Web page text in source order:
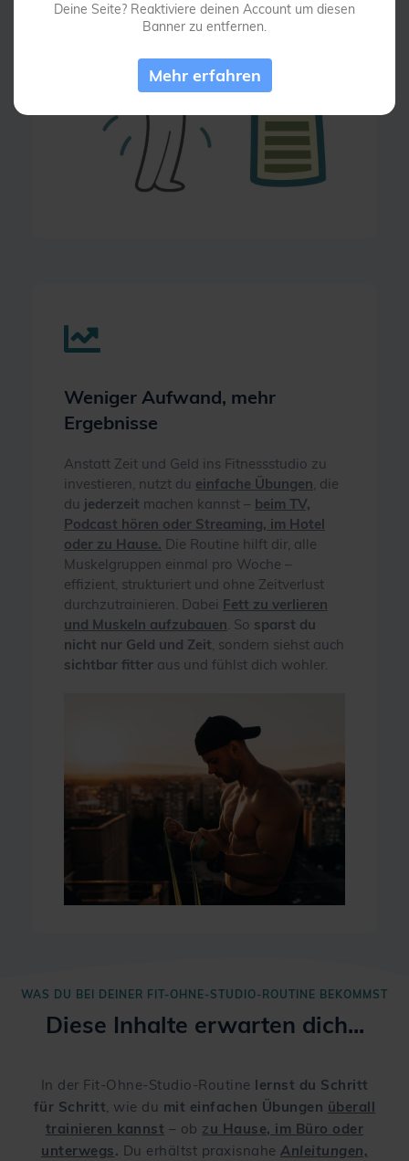
Weniger Aufwand, mehr
Ergebnisse
Anstatt Zeit und Geld ins Fitnessstudio zu
investieren, nutzt du einfache Übungen , die
du jederzeit machen kannst – beim TV,
Podcast hören oder Streaming, im Hotel
oder zu Hause. Die Routine hilft dir, alle
Muskelgruppen einmal pro Woche –
effizient, strukturiert und ohne Zeitverlust
durchzutrainieren. Dabei Fett zu verlieren
und Muskeln aufzubauen . So sparst du
nicht nur Geld und Zeit , sondern siehst auch
sichtbar fitter aus und fühlst dich wohler.
WAS DU BEI DEINER FIT-OHNE-STUDIO-ROUTINE BEKOMMST
Diese Inhalte erwarten dich...
In der Fit-Ohne-Studio-Routine lernst du Schritt
für Schritt , wie du mit einfachen Übungen überall
trainieren kannst – ob zu Hause, im Büro oder
unterwegs. Du erhältst praxisnahe Anleitungen,
Deine Seite? Reaktiviere deinen Account um diesen
Banner zu entfernen.
Mehr erfahren